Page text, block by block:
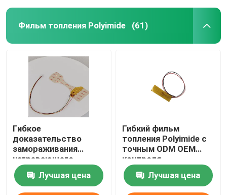
Фильм топления Polyimide (61)
Гибкое
доказательство
замораживания
нагревающего
элемента 24V
Polyimide с особенной
формой
Лучшая цена
Гибкий фильм
топления Polyimide с
точным ODM OEM
контроля
температуры
Лучшая цена